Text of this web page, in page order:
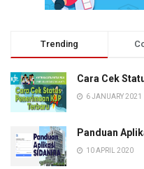
Trending
Cara Cek
6 JANUARY 2021
Panduan
10 APRIL 2020